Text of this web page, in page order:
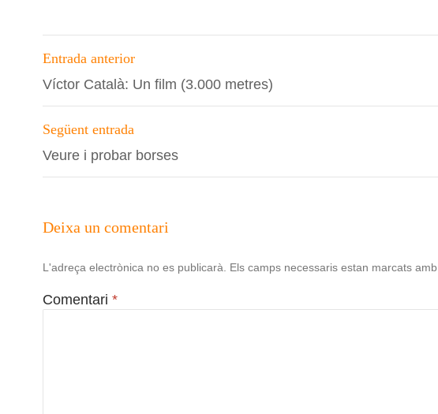
Navegació
per
les
entrades
Entrada anterior
Víctor Català: Un film (3.000 metres)
Següent entrada
Veure i probar borses
Deixa un comentari
L'adreça electrònica no es publicarà. Els camps necessaris estan marcats amb
Comentari *